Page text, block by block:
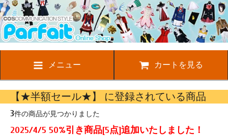
メニュー カートを見る
【★半額セール★】 に登録されている商品
3件の商品が見つかりました
2025/4/5 50%引き商品[5点]追加いたしました！